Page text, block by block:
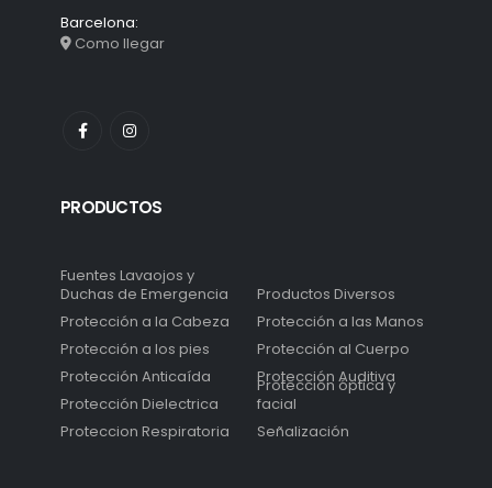
Barcelona:
Como llegar
PRODUCTOS
Fuentes Lavaojos y
Duchas de Emergencia
Productos Diversos
Protección a la Cabeza
Protección a las Manos
Protección a los pies
Protección al Cuerpo
Protección Anticaída
Protección Auditiva
Protección Dielectrica
Protección óptica y
facial
Proteccion Respiratoria
Señalización